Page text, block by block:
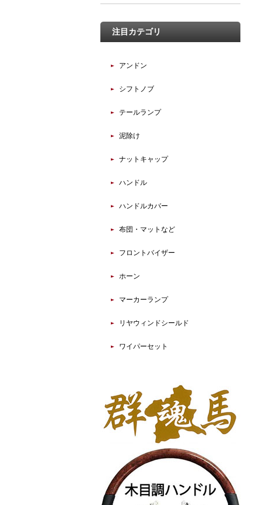
注目カテゴリ
アンドン
シフトノブ
テールランプ
泥除け
ナットキャップ
ハンドル
ハンドルカバー
布団・マットなど
フロントバイザー
ホーン
マーカーランプ
リヤウィンドシールド
ワイパーセット